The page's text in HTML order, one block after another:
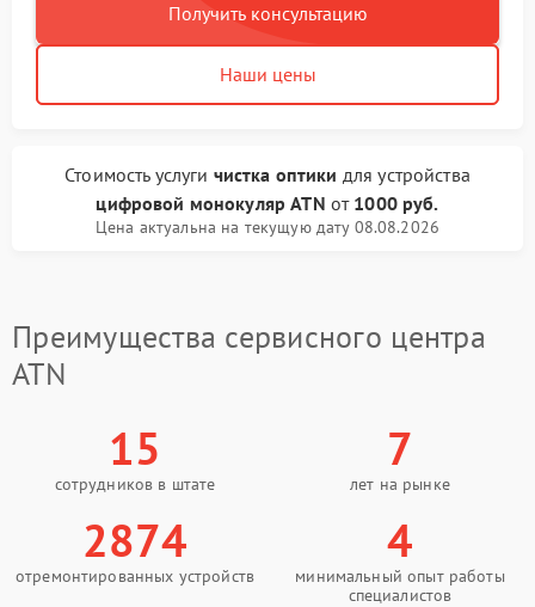
Получить консультацию
Наши цены
Стоимость услуги чистка оптики для устройства
цифровой монокуляр ATN от 1000 руб.
Цена актуальна на текущую дату 08.08.2026
Преимущества сервисного центра
ATN
15
сотрудников в штате
7
лет на рынке
2874
отремонтированных устройств
4
минимальный опыт работы
специалистов